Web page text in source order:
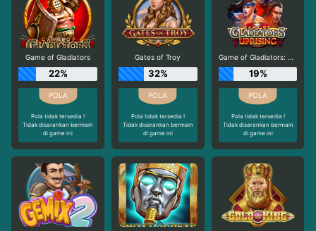
Game of Gladiators
22%
Pola tidak tersedia !
Tidak disarankan bermain
di game ini
Gates of Troy
32%
Pola tidak tersedia !
Tidak disarankan bermain
di game ini
Game of Gladiators: Uprising
19%
Pola tidak tersedia !
Tidak disarankan bermain
di game ini